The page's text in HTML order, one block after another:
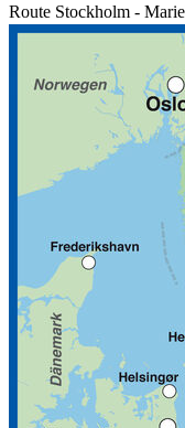
Route Stockholm -